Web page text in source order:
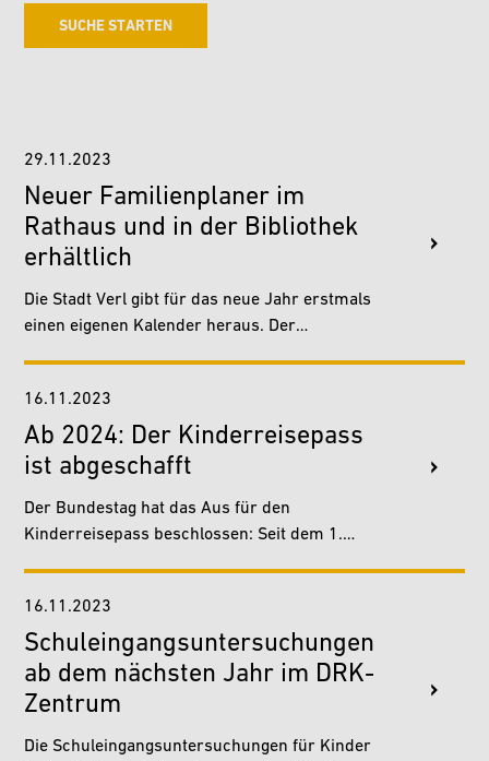
29.11.2023
Neuer Familienplaner im
Rathaus und in der Bibliothek
erhältlich
Die Stadt Verl gibt für das neue Jahr erstmals
einen eigenen Kalender heraus. Der
16.11.2023
Ab 2024: Der Kinderreisepass
ist abgeschafft
Der Bundestag hat das Aus für den
Kinderreisepass beschlossen: Seit dem 1.
16.11.2023
Schuleingangsuntersuchungen
ab dem nächsten Jahr im DRK-
Zentrum
Die Schuleingangsuntersuchungen für Kinder